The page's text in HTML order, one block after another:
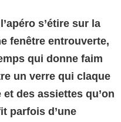
s’étire sur la
fenêtre entrouverte,
qui donne faim
un verre qui claque
des assiettes qu’on
parfois d’une